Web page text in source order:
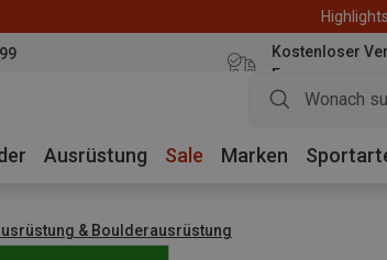
Kostenloser
Euro
Ausrüstung Sale Marken
& Boulderausrüstung